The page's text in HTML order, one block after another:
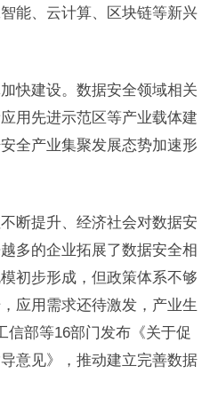
能、云计算、区块链等新兴
建设。数据安全领域相关
用先进示范区等产业载体建
全产业集聚发展态势加速形
提升、经济社会对数据安
多的企业拓展了数据安全相
初步形成，但政策体系不够
应用需求还待激发，产业生
信部等16部门发布《关于促
意见》，推动建立完善数据